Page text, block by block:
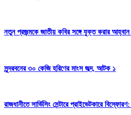
নতুন প্রজন্মকে জাতীয় কবির সঙ্গে যুক্ত করার
সুন্দরবনের ৩০ কেজি হরিণের মাংস জব্দ, আটক ১
রাজধানীতে সার্ভিসিং সেন্টারে প্রাইভেটকারে